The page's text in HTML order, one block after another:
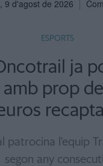
9 d'agost de 2026
ESPORTS
ja
amb prop
patrocina l'equip
segon any